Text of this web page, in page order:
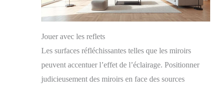
Jouer avec les reflets
Les surfaces réfléchissantes telles que les miroirs
peuvent accentuer l’effet de l’éclairage. Positionner
judicieusement des miroirs en face des sources